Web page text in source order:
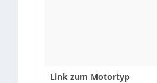
Link zum Motortyp